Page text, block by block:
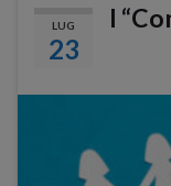
LUG
23
I